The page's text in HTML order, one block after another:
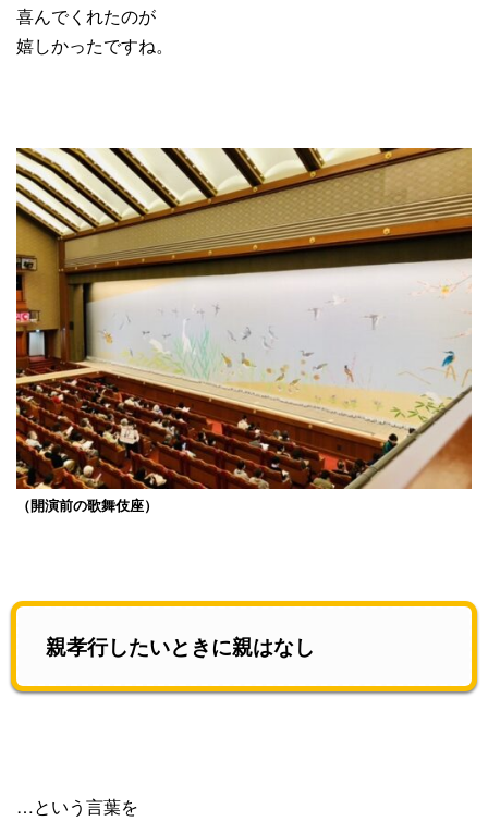
喜んでくれたのが
嬉しかったですね。
（開演前の歌舞伎座）
親孝行したいときに親はなし
…という言葉を